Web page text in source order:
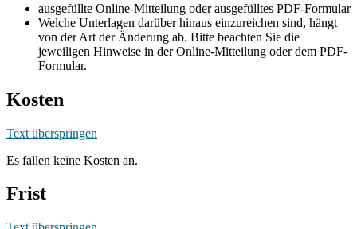
ausgefüllte Online-Mitteilung oder ausgefülltes PDF-Formular
Welche Unterlagen darüber hinaus einzureichen sind, hängt
von der Art der Änderung ab. Bitte beachten Sie die
jeweiligen Hinweise in der Online-Mitteilung oder dem PDF-
Formular.
Kosten
Text überspringen
Es fallen keine Kosten an.
Frist